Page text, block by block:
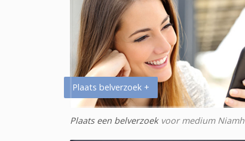
Plaats belverzoek +
Plaats een belverzoekvoor medium Niamh